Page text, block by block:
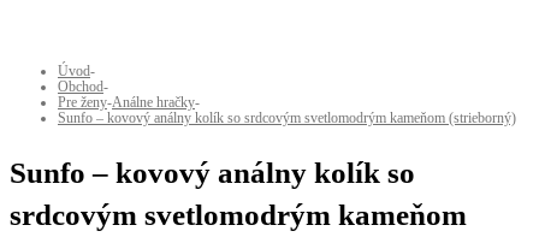
Úvod-
Obchod-
Pre ženy-Análne hračky-
Sunfo – kovový análny kolík so srdcovým svetlomodrým kameňom (strieborný)
Sunfo – kovový análny kolík so
srdcovým svetlomodrým kameňom